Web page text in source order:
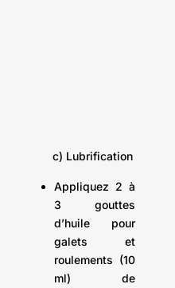
c) Lubrification
Appliquez 2 à
3 gouttes
d’huile pour
galets et
roulements (10
ml) de